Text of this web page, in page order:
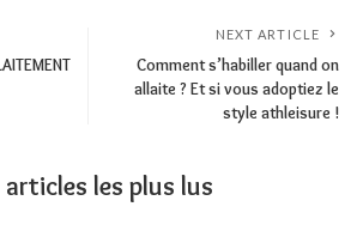
NEXT ARTICLE
Comment s’habiller quand on
allaite ? Et si vous adoptiez le
style athleisure !
articles les plus lus